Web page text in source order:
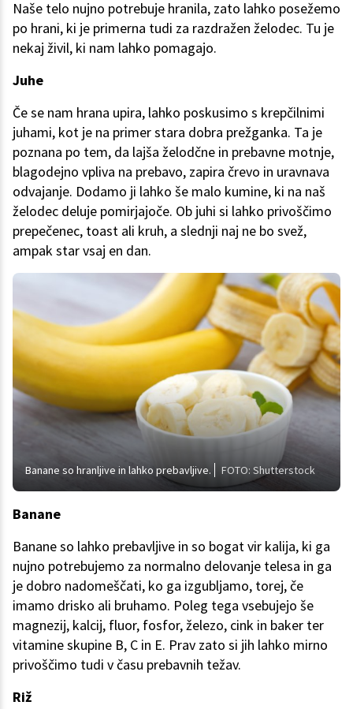
Naše telo nujno potrebuje hranila, zato lahko posežemo
po hrani, ki je primerna tudi za razdražen želodec. Tu je
nekaj živil, ki nam lahko pomagajo.
Juhe
Če se nam hrana upira, lahko poskusimo s krepčilnimi
juhami, kot je na primer stara dobra prežganka. Ta je
poznana po tem, da lajša želodčne in prebavne motnje,
blagodejno vpliva na prebavo, zapira črevo in uravnava
odvajanje. Dodamo ji lahko še malo kumine, ki na naš
želodec deluje pomirjajoče. Ob juhi si lahko privoščimo
prepečenec, toast ali kruh, a slednji naj ne bo svež,
ampak star vsaj en dan.
Banane so hranljive in lahko prebavljive. FOTO: Shutterstock
Banane
Banane so lahko prebavljive in so bogat vir kalija, ki ga
nujno potrebujemo za normalno delovanje telesa in ga
je dobro nadomeščati, ko ga izgubljamo, torej, če
imamo drisko ali bruhamo. Poleg tega vsebujejo še
magnezij, kalcij, fluor, fosfor, železo, cink in baker ter
vitamine skupine B, C in E. Prav zato si jih lahko mirno
privoščimo tudi v času prebavnih težav.
Riž